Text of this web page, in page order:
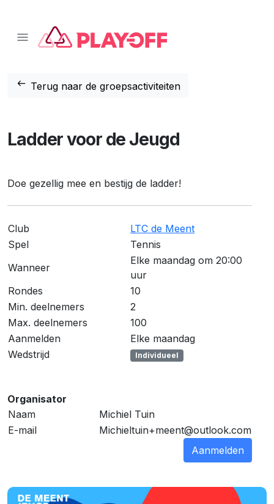
arrow_left_alt Terug naar de groepsactiviteiten
Ladder voor de Jeugd
Doe gezellig mee en bestijg de ladder!
Club
LTC de Meent
Spel
Tennis
Wanneer
Elke maandag om 20:00
uur
Rondes
10
Min. deelnemers
2
Max. deelnemers
100
Aanmelden
Elke maandag
Wedstrijd
Individueel
Organisator
Naam
Michiel Tuin
E-mail
Michieltuin+meent@outlook.com
Aanmelden